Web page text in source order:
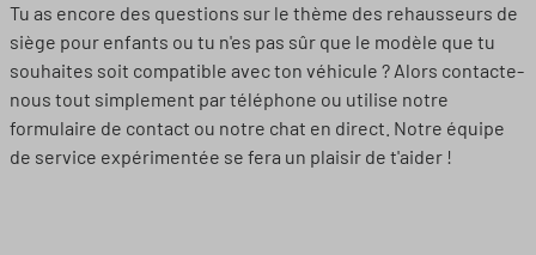
Tu as encore des questions sur le thème des rehausseurs de
siège pour enfants ou tu n'es pas sûr que le modèle que tu
souhaites soit compatible avec ton véhicule ? Alors contacte-
nous tout simplement par téléphone ou utilise notre
formulaire de contact ou notre chat en direct. Notre équipe
de service expérimentée se fera un plaisir de t'aider !